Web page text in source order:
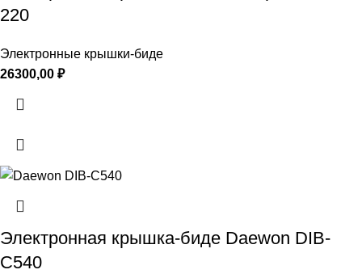
220
Электронные крышки-биде
26300,00 ₽
Электронная крышка-биде Daewon DIB-
C540